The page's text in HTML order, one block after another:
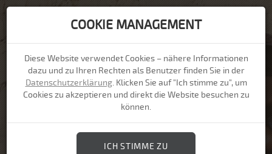
COOKIE MANAGEMENT
Diese Website verwendet Cookies – nähere Informationen
dazu und zu Ihren Rechten als Benutzer finden Sie in der
Datenschutzerklärung. Klicken Sie auf "Ich stimme zu", um
Cookies zu akzeptieren und direkt die Website besuchen zu
können.
ICH STIMME ZU